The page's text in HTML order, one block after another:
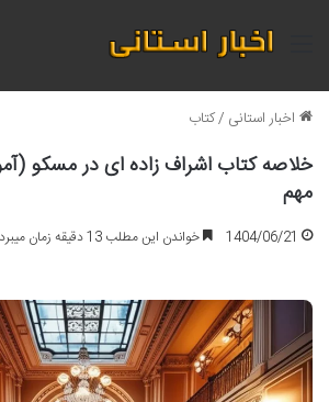
منو
اخبار استانی /کتاب
خلاصه کتاب اشراف زاده ای در مسکو
مهم
1404/06/21 خواندن این مطلب 13 دقیقه زمان میبرد